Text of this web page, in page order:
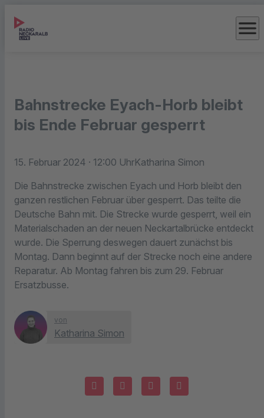
menu
Bahnstrecke Eyach-Horb bleibt
bis Ende Februar gesperrt
15. Februar 2024 · 12:00 UhrKatharina Simon
Die Bahnstrecke zwischen Eyach und Horb bleibt den
ganzen restlichen Februar über gesperrt. Das teilte die
Deutsche Bahn mit. Die Strecke wurde gesperrt, weil ein
Materialschaden an der neuen Neckartalbrücke entdeckt
wurde. Die Sperrung deswegen dauert zunächst bis
Montag. Dann beginnt auf der Strecke noch eine andere
Reparatur. Ab Montag fahren bis zum 29. Februar
Ersatzbusse.
von
Katharina Simon